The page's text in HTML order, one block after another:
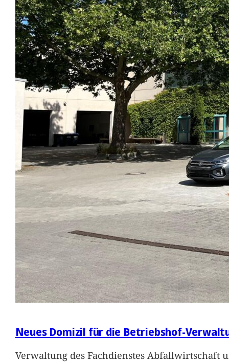
Neues Domizil für die Betriebshof-
Verwaltung des Fachdienstes Abfallwirtschaft